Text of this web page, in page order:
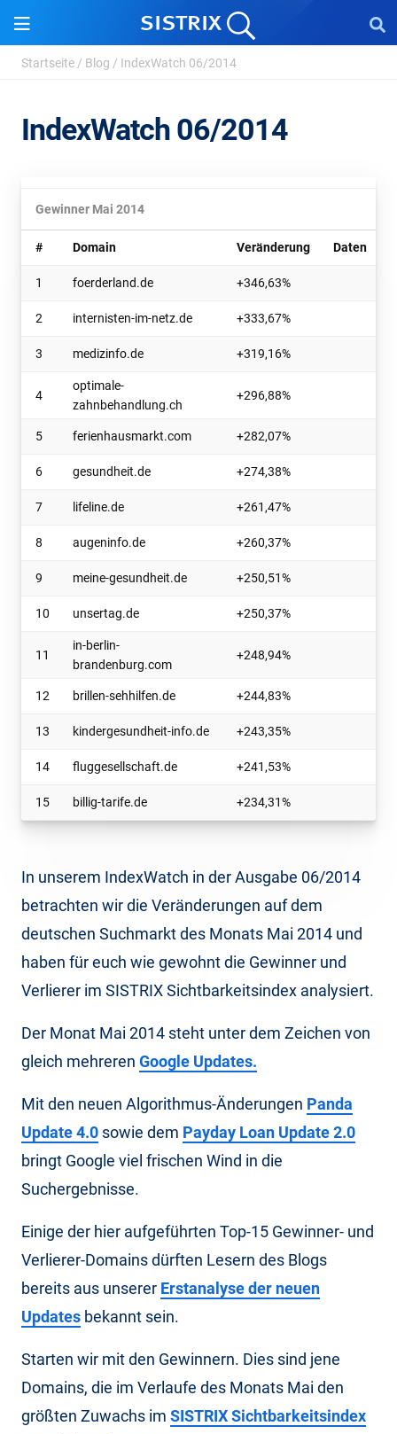
Startseite / Blog / IndexWatch 06/2014
IndexWatch 06/2014
Gewinner Mai 2014
# Domain Veränderung Daten
1 foerderland.de +346,63%
2 internisten-im-netz.de +333,67%
3 medizinfo.de +319,16%
4
optimale-
zahnbehandlung.ch
+296,88%
5 ferienhausmarkt.com +282,07%
6 gesundheit.de +274,38%
7 lifeline.de +261,47%
8 augeninfo.de +260,37%
9 meine-gesundheit.de +250,51%
10 unsertag.de +250,37%
11
in-berlin-
brandenburg.com
+248,94%
12 brillen-sehhilfen.de +244,83%
13 kindergesundheit-info.de +243,35%
14 fluggesellschaft.de +241,53%
15 billig-tarife.de +234,31%
In unserem IndexWatch in der Ausgabe 06/2014
betrachten wir die Veränderungen auf dem
deutschen Suchmarkt des Monats Mai 2014 und
haben für euch wie gewohnt die Gewinner und
Verlierer im SISTRIX Sichtbarkeitsindex analysiert.
Der Monat Mai 2014 steht unter dem Zeichen von
gleich mehreren Google Updates.
Mit den neuen Algorithmus-Änderungen Panda
Update 4.0 sowie dem Payday Loan Update 2.0
bringt Google viel frischen Wind in die
Suchergebnisse.
Einige der hier aufgeführten Top-15 Gewinner- und
Verlierer-Domains dürften Lesern des Blogs
bereits aus unserer Erstanalyse der neuen
Updates bekannt sein.
Starten wir mit den Gewinnern. Dies sind jene
Domains, die im Verlaufe des Monats Mai den
größten Zuwachs im SISTRIX Sichtbarkeitsindex